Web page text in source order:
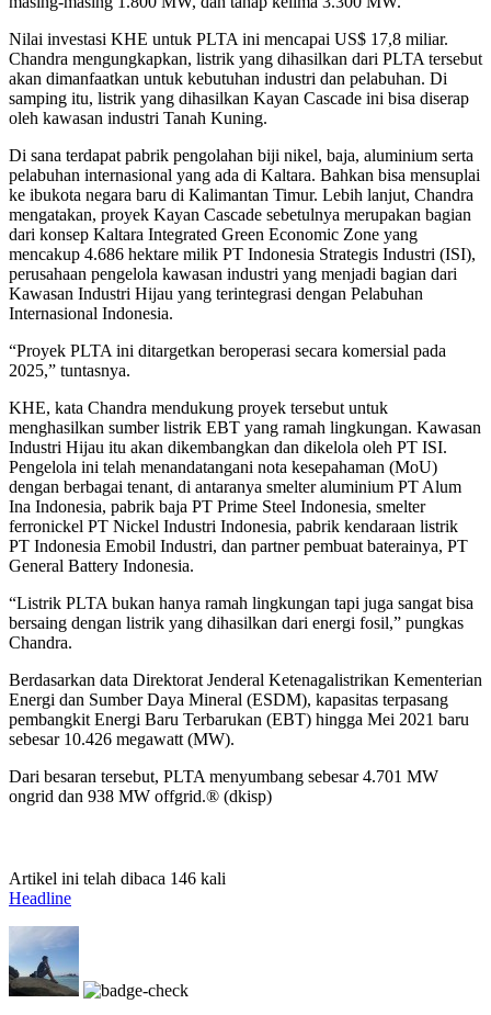
Nilai investasi KHE untuk PLTA ini mencapai US$ 17,8 miliar.
Chandra mengungkapkan, listrik yang dihasilkan dari PLTA tersebut
akan dimanfaatkan untuk kebutuhan industri dan pelabuhan. Di
samping itu, listrik yang dihasilkan Kayan Cascade ini bisa diserap
oleh kawasan industri Tanah Kuning.
Di sana terdapat pabrik pengolahan biji nikel, baja, aluminium serta
pelabuhan internasional yang ada di Kaltara. Bahkan bisa mensuplai
ke ibukota negara baru di Kalimantan Timur. Lebih lanjut, Chandra
mengatakan, proyek Kayan Cascade sebetulnya merupakan bagian
dari konsep Kaltara Integrated Green Economic Zone yang
mencakup 4.686 hektare milik PT Indonesia Strategis Industri (ISI),
perusahaan pengelola kawasan industri yang menjadi bagian dari
Kawasan Industri Hijau yang terintegrasi dengan Pelabuhan
Internasional Indonesia.
“Proyek PLTA ini ditargetkan beroperasi secara komersial pada
2025,” tuntasnya.
KHE, kata Chandra mendukung proyek tersebut untuk
menghasilkan sumber listrik EBT yang ramah lingkungan. Kawasan
Industri Hijau itu akan dikembangkan dan dikelola oleh PT ISI.
Pengelola ini telah menandatangani nota kesepahaman (MoU)
dengan berbagai tenant, di antaranya smelter aluminium PT Alum
Ina Indonesia, pabrik baja PT Prime Steel Indonesia, smelter
ferronickel PT Nickel Industri Indonesia, pabrik kendaraan listrik
PT Indonesia Emobil Industri, dan partner pembuat baterainya, PT
General Battery Indonesia.
“Listrik PLTA bukan hanya ramah lingkungan tapi juga sangat bisa
bersaing dengan listrik yang dihasilkan dari energi fosil,” pungkas
Chandra.
Berdasarkan data Direktorat Jenderal Ketenagalistrikan Kementerian
Energi dan Sumber Daya Mineral (ESDM), kapasitas terpasang
pembangkit Energi Baru Terbarukan (EBT) hingga Mei 2021 baru
sebesar 10.426 megawatt (MW).
Dari besaran tersebut, PLTA menyumbang sebesar 4.701 MW
ongrid dan 938 MW offgrid.® (dkisp)
Artikel ini telah dibaca 146 kali
Headline